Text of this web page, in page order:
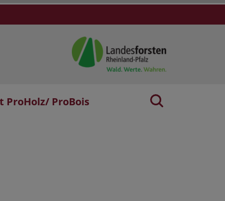
ProBois